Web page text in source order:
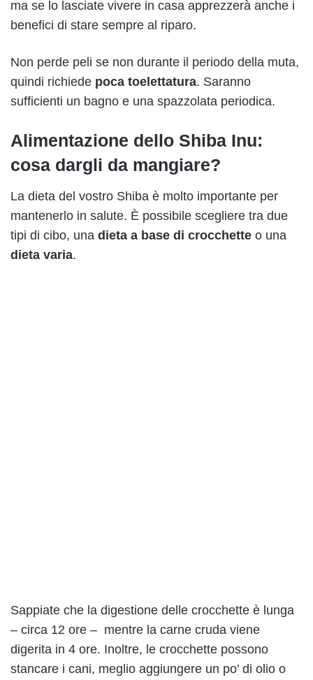
ma se lo lasciate vivere in casa apprezzerà anche i
benefici di stare sempre al riparo.
Non perde peli se non durante il periodo della muta,
quindi richiede poca toelettatura. Saranno
sufficienti un bagno e una spazzolata periodica.
Alimentazione dello Shiba Inu:
cosa dargli da mangiare?
La dieta del vostro Shiba è molto importante per
mantenerlo in salute. È possibile scegliere tra due
tipi di cibo, una dieta a base di crocchette o una
dieta varia.
Sappiate che la digestione delle crocchette è lunga
– circa 12 ore – mentre la carne cruda viene
digerita in 4 ore. Inoltre, le crocchette possono
stancare i cani, meglio aggiungere un po’ di olio o